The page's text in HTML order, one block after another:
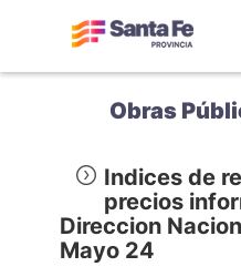
Obras
Indices de
precios
Direccion
Mayo 24